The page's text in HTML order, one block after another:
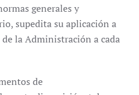
generales y
supedita su aplicación a
la Administración a cada
de